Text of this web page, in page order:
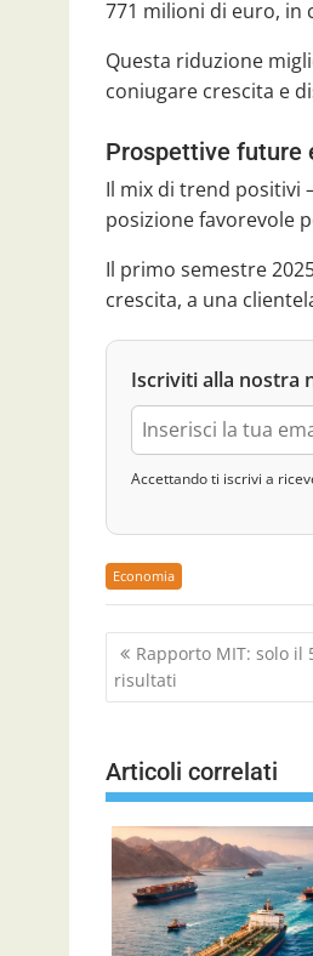
771 milioni di euro, in
Questa riduzione
coniugare crescita e
Prospettive future
Il mix di trend positivi
posizione favorevole
Il primo semestre
crescita, a una
Iscriviti alla nostra
Accettando ti iscrivi a
Economia
N
a
v
g
a
z
n
e
a
Rapporto MIT: solo il
risultati
Articoli correlati